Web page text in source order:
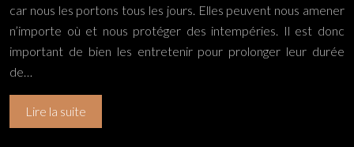
car nous les portons tous les jours. Elles peuvent nous amener
n’importe où et nous protéger des intempéries. Il est donc
important de bien les entretenir pour prolonger leur durée
de…
Lire la suite